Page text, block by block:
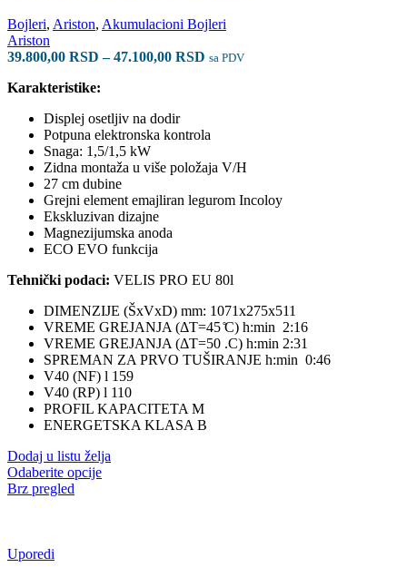
Bojleri, Ariston, Akumulacioni Bojleri
Ariston
39.800,00 RSD – 47.100,00 RSD Raspon
47.100,00 RSD
sa PDV
Karakteristike:
Displej osetljiv na dodir
Potpuna elektronska kontrola
Snaga: 1,5/1,5 kW
Zidna montaža u više položaja V/H
27 cm dubine
Grejni element emajliran legurom Incoloy
Ekskluzivan dizajne
Magnezijumska anoda
ECO EVO funkcija
Tehnički podaci: VELIS PRO EU 80l
DIMENZIJE (ŠxVxD) mm: 1071x275x511
VREME GREJANJA (ΔT=45 ̊C) h:min 2:16
VREME GREJANJA (ΔT=50 .C) h:min 2:31
SPREMAN ZA PRVO TUŠIRANJE h:min 0:46
V40 (NF) l 159
V40 (RP) l 110
PROFIL KAPACITETA M
ENERGETSKA KLASA B
Dodaj u listu želja
Odaberite opcijeOvaj
Brz pregled
Uporedi